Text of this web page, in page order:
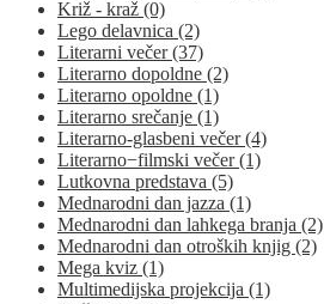
Križ - kraž (0)
Lego delavnica (2)
Literarni večer (37)
Literarno dopoldne (2)
Literarno opoldne (1)
Literarno srečanje (1)
Literarno-glasbeni večer (4)
Literarno−filmski večer (1)
Lutkovna predstava (5)
Mednarodni dan jazza (1)
Mednarodni dan lahkega branja (2)
Mednarodni dan otroških knjig (2)
Mega kviz (1)
Multimedijska projekcija (1)